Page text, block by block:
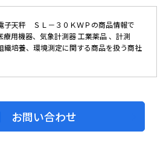
子天秤 ＳＬ－３０ＫＷＰの商品情報で
療用機器、気象計測器 工業薬品 、計測
織培養、環境測定に関する商品を扱う商社
お問い合わせ